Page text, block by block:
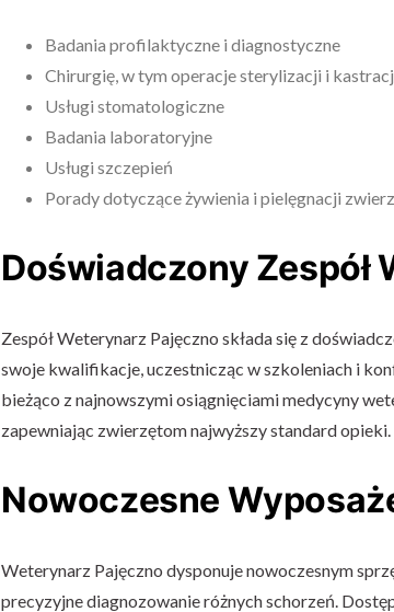
Badania profilaktyczne i diagnostyczne
Chirurgię, w tym operacje sterylizacji i
Usługi stomatologiczne
Badania laboratoryjne
Usługi szczepień
Porady dotyczące żywienia i pielęgnacji
Doświadczony Zespół
Zespół Weterynarz Pajęczno składa się z
swoje kwalifikacje, uczestnicząc w szkoleniach i
bieżąco z najnowszymi osiągnięciami medycyny
zapewniając zwierzętom najwyższy standard opieki.
Nowoczesne
Weterynarz Pajęczno dysponuje nowoczesnym
precyzyjne diagnozowanie różnych schorzeń.